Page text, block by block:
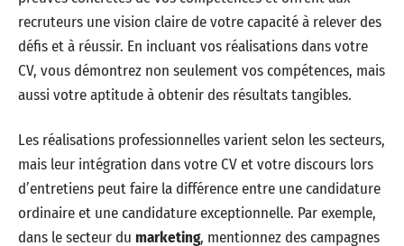
recruteurs une vision claire de votre capacité à relever des
défis et à réussir. En incluant vos réalisations dans votre
CV, vous démontrez non seulement vos compétences, mais
aussi votre aptitude à obtenir des résultats tangibles.
Les réalisations professionnelles varient selon les secteurs,
mais leur intégration dans votre CV et votre discours lors
d’entretiens peut faire la différence entre une candidature
ordinaire et une candidature exceptionnelle. Par exemple,
dans le secteur du marketing, mentionnez des campagnes